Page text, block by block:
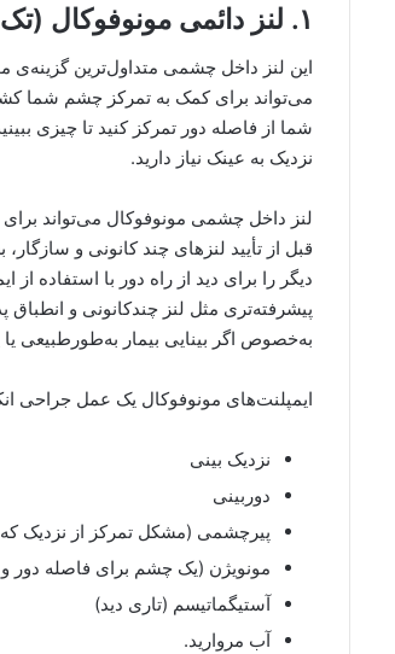
۱. لنز دائمی مونوفوکال (تک کانونی)
این لنز داخل چشمی متداول‌ترین
می‌تواند برای کمک به تمرکز چشم شما
شما از فاصله دور تمرکز کنید تا چیزی
نزدیک به عینک نیاز دارید.
لنز داخل چشمی مونوفوکال می‌تواند برای
قبل از تأیید لنزهای چند کانونی و
دیگر را برای دید از راه دور با استفاده
پیشرفته‌تری مثل لنز چندکانونی و انطباق
به‌خصوص اگر بینایی بیمار به‌طورطبیعی
ایمپلنت‌های مونوفوکال یک عمل جراحی
نزدیک بینی
دوربینی
پیرچشمی (مشکل تمرکز از نزدیک که از حدود ۴۰ سالگی
مونویژن (یک چشم برای فاصله دور
آستیگماتیسم (تاری دید)
آب مروارید.